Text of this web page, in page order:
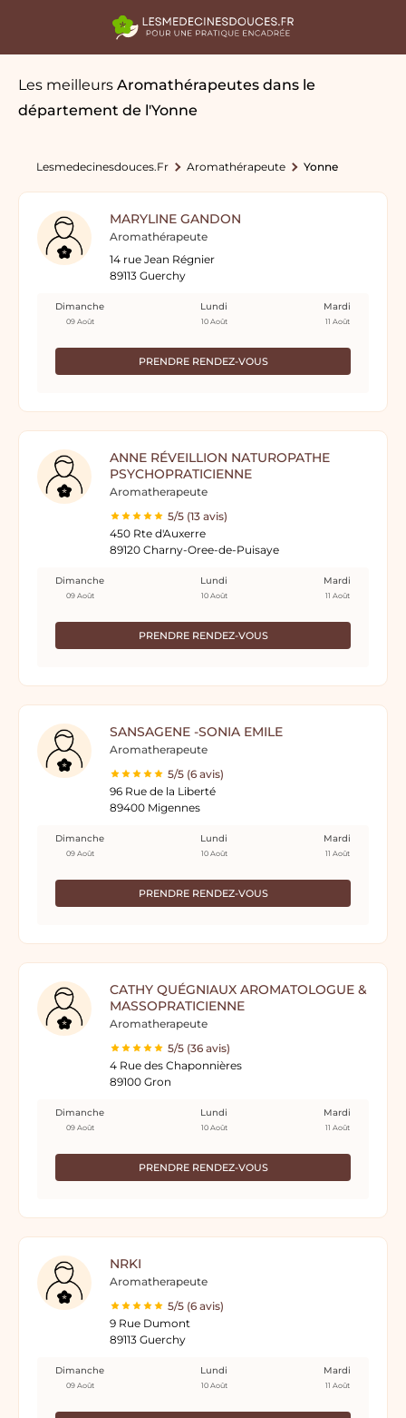
Les meilleurs Aromathérapeutes dans le
département de l'Yonne
Lesmedecinesdouces.fr Aromathérapeute Yonne
MARYLINE GANDON
Aromathérapeute
14 rue Jean Régnier
89113 Guerchy
PRENDRE RENDEZ-VOUS
Dimanche
09 Août
Lundi
10 Août
Mardi
11 Août
ANNE RÉVEILLION NATUROPATHE
PSYCHOPRATICIENNE
Aromatherapeute
5/5 (13 avis)
450 Rte d'Auxerre
89120 Charny-Oree-de-Puisaye
PRENDRE RENDEZ-VOUS
Dimanche
09 Août
Lundi
10 Août
Mardi
11 Août
SANSAGENE -SONIA EMILE
Aromatherapeute
5/5 (6 avis)
96 Rue de la Liberté
89400 Migennes
PRENDRE RENDEZ-VOUS
Dimanche
09 Août
Lundi
10 Août
Mardi
11 Août
CATHY QUÉGNIAUX AROMATOLOGUE &
MASSOPRATICIENNE
Aromatherapeute
5/5 (36 avis)
4 Rue des Chaponnières
89100 Gron
PRENDRE RENDEZ-VOUS
Dimanche
09 Août
Lundi
10 Août
Mardi
11 Août
NRKI
Aromatherapeute
5/5 (6 avis)
9 Rue Dumont
89113 Guerchy
Dimanche
09 Août
Lundi
10 Août
Mardi
11 Août